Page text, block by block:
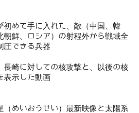
初めて手に入れた、敵（中国、韓
朝鮮、ロシア）の射程外から戦域全
圧できる兵器
長崎に対しての核攻撃と、以後の核
表示した動画
（めいおうせい）最新映像と太陽系